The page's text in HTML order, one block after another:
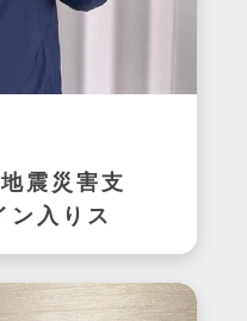
震災害支
入りス